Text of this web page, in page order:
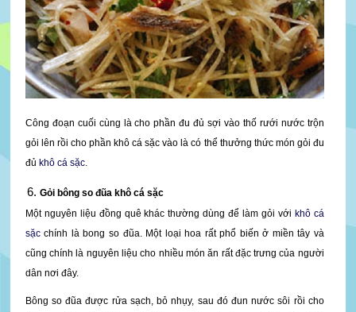
Công đoạn cuối cùng là cho phần đu đủ sợi vào thố rưới nước trộn
gỏi lên rồi cho phần khô cá sặc vào là có thể thưởng thức món gỏi đu
đủ khô cá sặc.
Gỏi bông so đũa khô cá sặc
Một nguyên liệu đồng quê khác thường dùng để làm gỏi với khô cá
sặcchính là bong so đũa. Một loại hoa rất phổ biến ở miền tây và
cũng chính là nguyên liệu cho nhiều món ăn rất đặc trưng của người
dân nơi đây.
Bông so đũa được rửa sạch, bỏ nhụy, sau đó đun nước sôi rồi cho